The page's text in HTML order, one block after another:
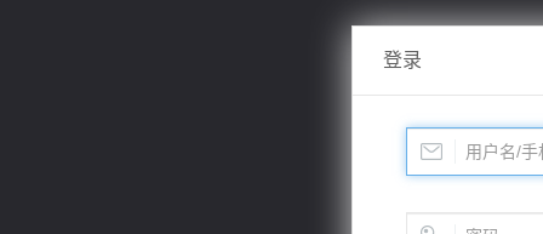
登录